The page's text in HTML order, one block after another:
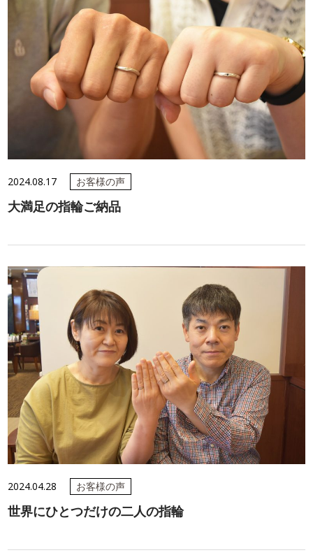
2024.08.17 お客様の声
大満足の指輪ご納品
2024.04.28 お客様の声
世界にひとつだけの二人の指輪